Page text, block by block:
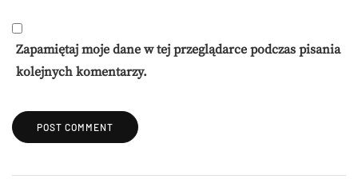
Zapamiętaj moje dane w tej przeglądarce podczas pisania
kolejnych komentarzy.